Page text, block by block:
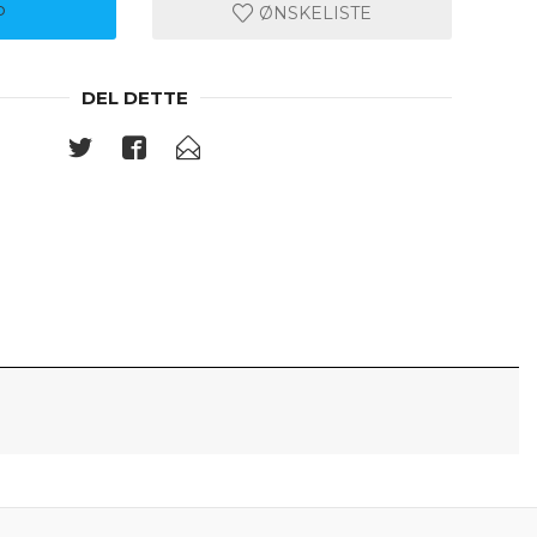
ØNSKELISTE
DEL DETTE